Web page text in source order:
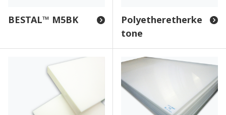
BESTAL™ M5BK
Polyetheretherke
tone